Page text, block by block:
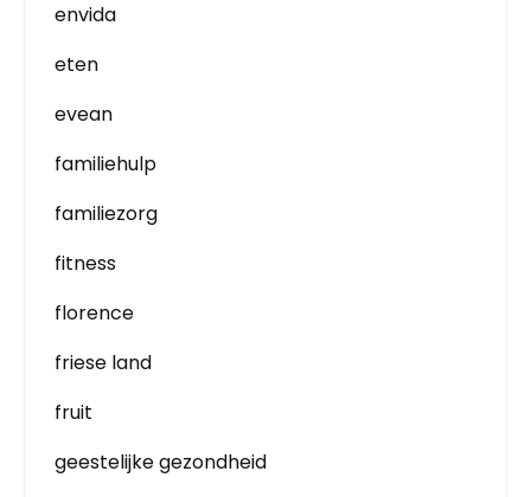
envida
eten
evean
familiehulp
familiezorg
fitness
florence
friese land
fruit
geestelijke gezondheid